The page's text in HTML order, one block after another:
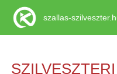
szallas-